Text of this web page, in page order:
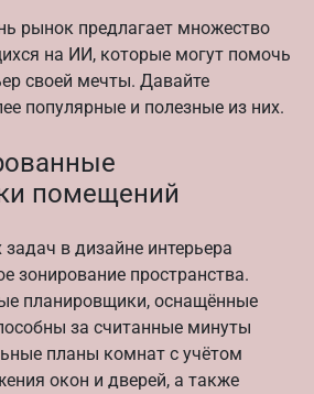
рынок предлагает множество
на ИИ, которые могут помочь
своей мечты. Давайте
популярные и полезные из них.
помещений
в дизайне интерьера
зонирование пространства.
планировщики, оснащённые
за считанные минуты
планы комнат с учётом
окон и дверей, а также